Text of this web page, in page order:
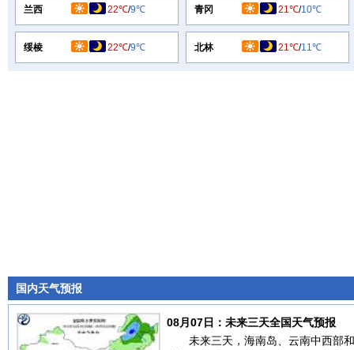
兰西 22℃/9℃ 青冈 21℃/10℃
绥棱 22℃/9℃ 北林 21℃/11℃
国内天气预报
08月07日：未来三天全国天气预报
未来三天，海南岛、云南中西部